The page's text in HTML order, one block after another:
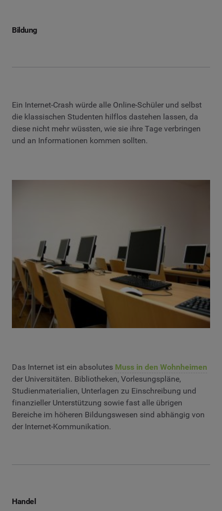
Bildung
Ein Internet-Crash würde alle Online-Schüler und selbst
die klassischen Studenten hilflos dastehen lassen, da
diese nicht mehr wüssten, wie sie ihre Tage verbringen
und an Informationen kommen sollten.
Das Internet ist ein absolutes Muss in den Wohnheimen
der Universitäten. Bibliotheken, Vorlesungspläne,
Studienmaterialien, Unterlagen zu Einschreibung und
finanzieller Unterstützung sowie fast alle übrigen
Bereiche im höheren Bildungswesen sind abhängig von
der Internet-Kommunikation.
Handel